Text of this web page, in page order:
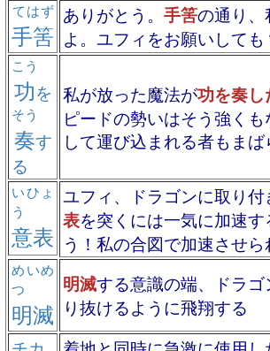
手筈
てはず ありがとう。 手筈の通り、
よ。ユフィをお願いしても
功
こう
を
奏
そう
す
る
私が放った魔法が功を奏し
ピードの勢いはそう強く
して運び込まれる者もまば
意表
いひょ
う
ユフィ、ドラゴンに取り付
表を突くには一気に加速
う！私の合図で加速させら
明滅
めいめ
つ
明滅する意識の端、ドラ
り抜けるように飛翔する